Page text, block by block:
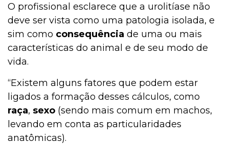
O profissional esclarece que a urolitíase não
deve ser vista como uma patologia isolada, e
sim como consequência de uma ou mais
características do animal e de seu modo de
vida.
“Existem alguns fatores que podem estar
ligados a formação desses cálculos, como
raça, sexo (sendo mais comum em machos,
levando em conta as particularidades
anatômicas).